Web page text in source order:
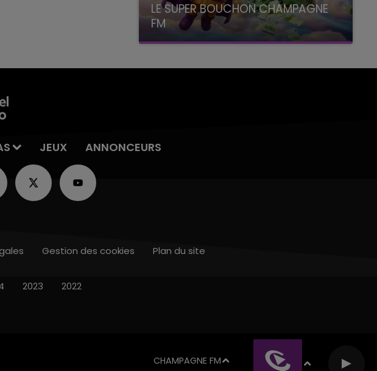
LE SUPER BOUCHON CHAMPAGNE
FM
avec La Famille Champagne FM, à 8H10
JEUX ANNONCEURS
CHAMPAGNE FM
Gestion des cookies Plan du site
2023 2022